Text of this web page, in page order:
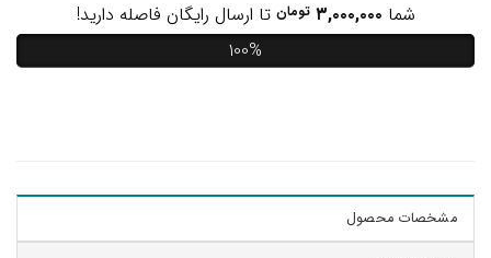
شما ۳,۰۰۰,۰۰۰ تومان تا ارسال رایگان فاصله دارید!
100%
مشخصات محصول